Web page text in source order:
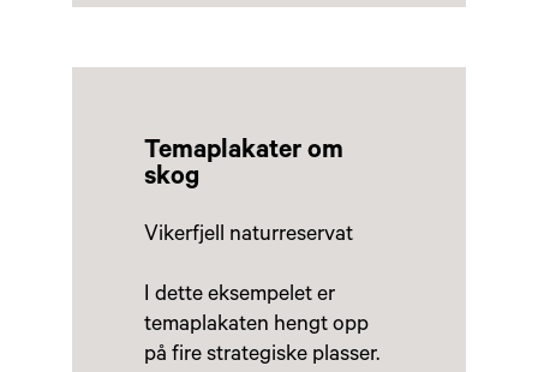
Temaplakater om
skog
Vikerfjell naturreservat
I dette eksempelet er
temaplakaten hengt opp
på fire strategiske plasser.